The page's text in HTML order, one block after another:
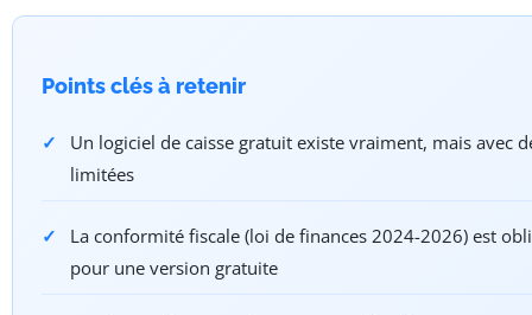
Points clés à retenir
Un logiciel de caisse gratuit existe vraiment, mais avec
limitées
La conformité fiscale (loi de finances 2024-2026) est
pour une version gratuite